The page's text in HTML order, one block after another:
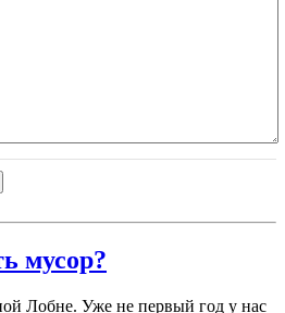
мусор?
Лобне. Уже не первый год у нас